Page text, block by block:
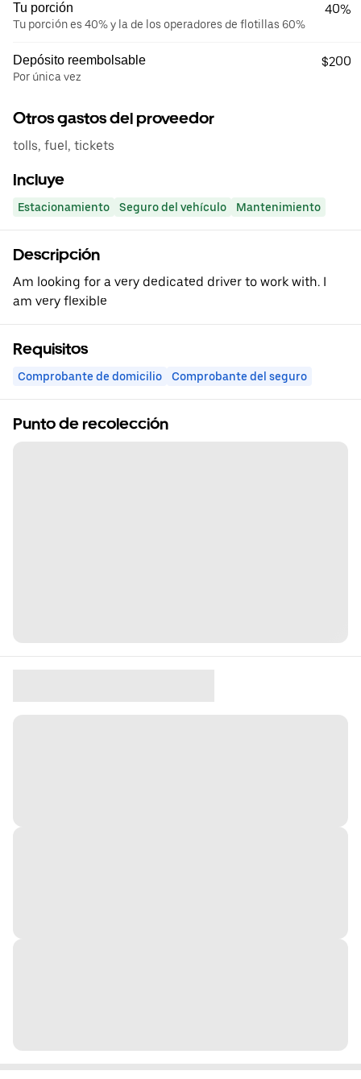
Tu porción
Tu porción es 40% y la de los operadores de flotillas 60%
40%
Depósito reembolsable
Por única vez
$200
Otros gastos del proveedor
tolls, fuel, tickets
Incluye
Estacionamiento Seguro del vehículo Mantenimiento
Descripción
Am looking for a very dedicated driver to work with. I
am very flexible
Requisitos
Comprobante de domicilio Comprobante del seguro
Punto de recolección